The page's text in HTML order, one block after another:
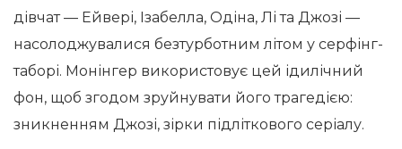
дівчат — Ейвері, Ізабелла, Одіна, Лі та Джозі —
насолоджувалися безтурботним літом у серфінг-
таборі. Монінгер використовує цей ідилічний
фон, щоб згодом зруйнувати його трагедією:
зникненням Джозі, зірки підліткового серіалу.